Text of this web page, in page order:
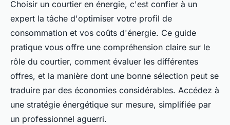
Courtier en énergie : votre
guide pour choisir
Charles•28 mai 2024 •3 min de lecture
Choisir un courtier en énergie, c'est confier à un
expert la tâche d'optimiser votre profil de
consommation et vos coûts d'énergie. Ce guide
pratique vous offre une compréhension claire sur le
rôle du courtier, comment évaluer les différentes
offres, et la manière dont une bonne sélection peut se
traduire par des économies considérables. Accédez à
une stratégie énergétique sur mesure, simplifiée par
un professionnel aguerri.